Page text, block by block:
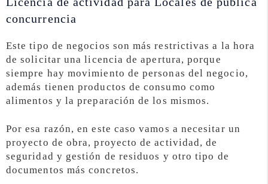
concurrencia
Este tipo de negocios son más restrictivas a la hora
de solicitar una licencia de apertura, porque
siempre hay movimiento de personas del negocio,
además tienen productos de consumo como
alimentos y la preparación de los mismos.
Por esa razón, en este caso vamos a necesitar un
proyecto de obra, proyecto de actividad, de
seguridad y gestión de residuos y otro tipo de
documentos más concretos.